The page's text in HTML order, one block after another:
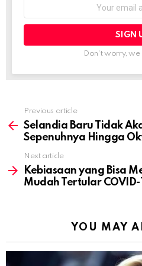
Don't worry, we
more
Previous article
Selandia Baru Tidak
Sepenuhnya Hingga
Next article
Kebiasaan yang Bisa
Mudah Tertular COVID-
YOU MAY